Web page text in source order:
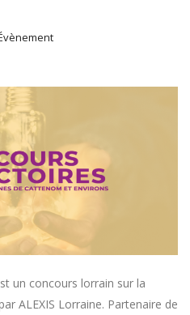
un concours lorrain sur la
ALEXIS Lorraine. Partenaire de